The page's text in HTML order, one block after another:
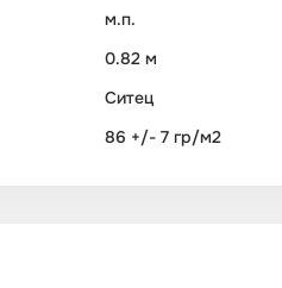
м.п.
0.82 м
Ситец
86 +/- 7 гр/м2